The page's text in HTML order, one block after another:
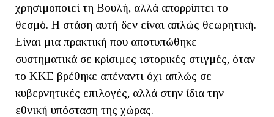
χρησιμοποιεί τη Βουλή, αλλά απορρίπτει το
θεσμό. Η στάση αυτή δεν είναι απλώς θεωρητική.
Είναι μια πρακτική που αποτυπώθηκε
συστηματικά σε κρίσιμες ιστορικές στιγμές, όταν
το ΚΚΕ βρέθηκε απέναντι όχι απλώς σε
κυβερνητικές επιλογές, αλλά στην ίδια την
εθνική υπόσταση της χώρας.